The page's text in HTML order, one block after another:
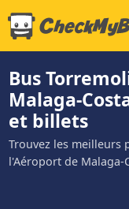
Bus
Malaga-
et billets
Trouvez les meilleurs
l'Aéroport de Malaga-